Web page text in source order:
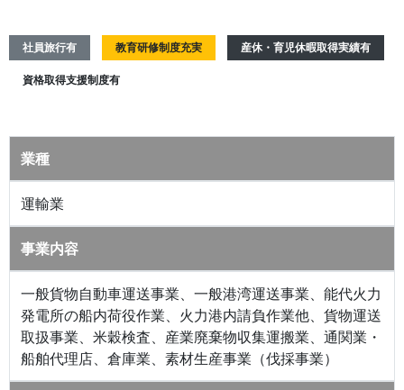
社員旅行有 教育研修制度充実 産休・育児休暇取得実績有
資格取得支援制度有
業種
運輸業
事業内容
一般貨物自動車運送事業、一般港湾運送事業、能代火力
発電所の船内荷役作業、火力港内請負作業他、貨物運送
取扱事業、米穀検査、産業廃棄物収集運搬業、通関業・
船舶代理店、倉庫業、素材生産事業（伐採事業）